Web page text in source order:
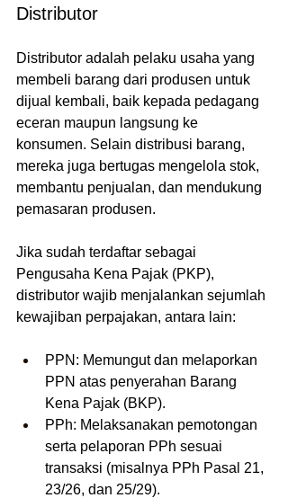
Distributor
Distributor adalah pelaku usaha yang
membeli barang dari produsen untuk
dijual kembali, baik kepada pedagang
eceran maupun langsung ke
konsumen. Selain distribusi barang,
mereka juga bertugas mengelola stok,
membantu penjualan, dan mendukung
pemasaran produsen.
Jika sudah terdaftar sebagai
Pengusaha Kena Pajak (PKP),
distributor wajib menjalankan sejumlah
kewajiban perpajakan, antara lain:
PPN: Memungut dan melaporkan
PPN atas penyerahan Barang
Kena Pajak (BKP).
PPh: Melaksanakan pemotongan
serta pelaporan PPh sesuai
transaksi (misalnya PPh Pasal 21,
23/26, dan 25/29).